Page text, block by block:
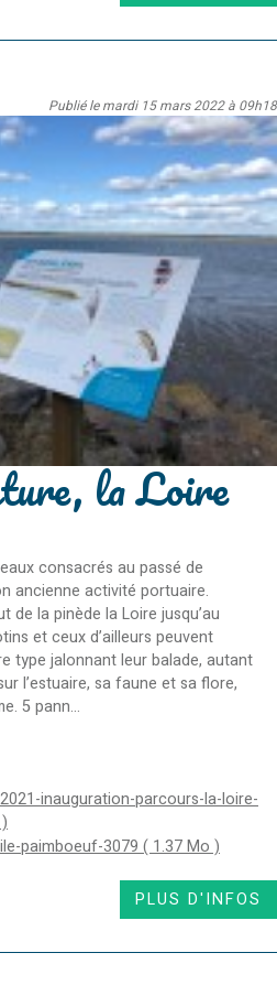
la Loire
consacrés au passé de
ancienne activité portuaire.
de la pinède la Loire jusqu’au
et ceux d’ailleurs peuvent
type jalonnant leur balade, autant
l’estuaire, sa faune et sa flore,
5 pann...
inauguration-parcours-la-loire-
paimboeuf-3079 ( 1.37 Mo )
Publié le mardi 15 mars 2022 à 09h18
PLUS D'INFOS